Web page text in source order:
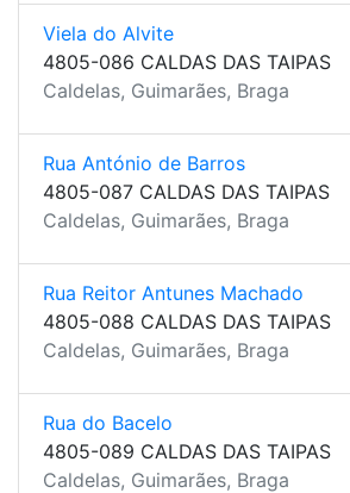
Viela do Alvite
4805-086 CALDAS DAS TAIPAS
Caldelas, Guimarães, Braga
Rua António de Barros
4805-087 CALDAS DAS TAIPAS
Caldelas, Guimarães, Braga
Rua Reitor Antunes Machado
4805-088 CALDAS DAS TAIPAS
Caldelas, Guimarães, Braga
Rua do Bacelo
4805-089 CALDAS DAS TAIPAS
Caldelas, Guimarães, Braga